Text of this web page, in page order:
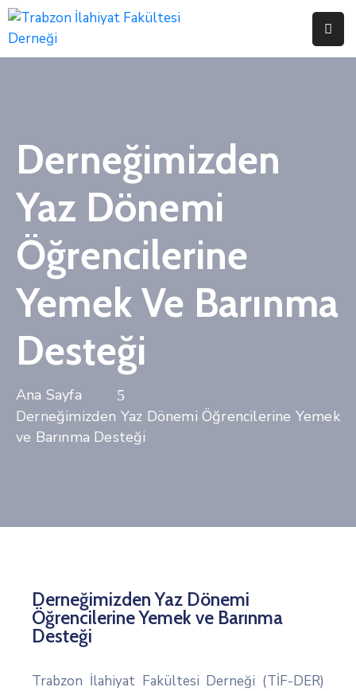
Etkinliklerimiz
Başvurular
Bağış
Bağlantılar
İletişim
Derneğimizden
Yaz Dönemi
Öğrencilerine
Yemek Ve Barınma
Desteği
Derneğimizden Yaz Dönemi Öğrencilerine Yemek
ve Barınma Desteği
Derneğimizden Yaz Dönemi
Öğrencilerine Yemek ve Barınma
Desteği
Trabzon İlahiyat Fakültesi Derneği (TİF-DER)